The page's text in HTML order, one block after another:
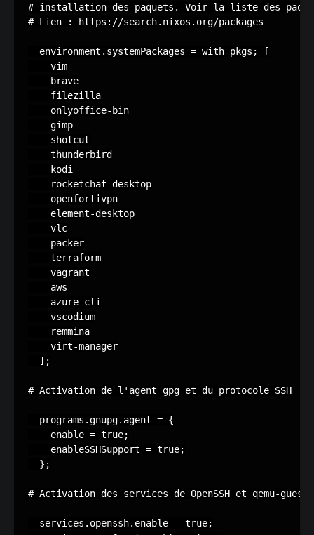
# installation des paquets. Voir la liste des
# Lien : https://search.nixos.org/packages
  environment.systemPackages = with pkgs; [
    vim
    brave
    filezilla
    onlyoffice-bin
    gimp
    shotcut
    thunderbird
    kodi
    rocketchat-desktop
    openfortivpn
    element-desktop
    vlc
    packer
    terraform
    vagrant
    aws
    azure-cli
    vscodium
    remmina
    virt-manager
  ];
# Activation de l'agent gpg et du protocole SSH
  programs.gnupg.agent = {
    enable = true;
    enableSSHSupport = true;
  };
# Activation des services de OpenSSH et qemu-
  services.openssh.enable = true;